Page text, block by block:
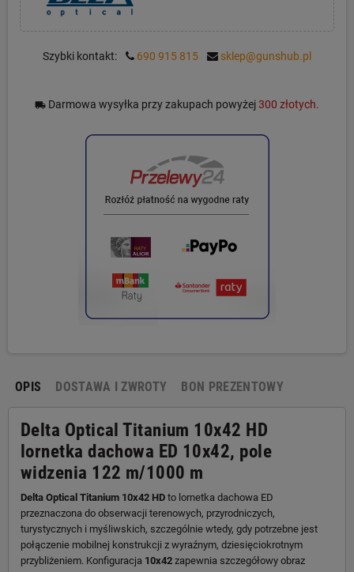
Szybki kontakt: 690 915 815 sklep@gunshub.pl
local_shipping Darmowa wysyłka przy zakupach powyżej300 złotych.
OPIS DOSTAWA I ZWROTY BON PREZENTOWY
Delta Optical Titanium 10x42 HD
lornetka dachowa ED 10x42, pole
widzenia 122 m/1000 m
Delta Optical Titanium 10x42 HD to lornetka dachowa ED
przeznaczona do obserwacji terenowych, przyrodniczych,
turystycznych i myśliwskich, szczególnie wtedy, gdy potrzebne jest
połączenie mobilnej konstrukcji z wyraźnym, dziesięciokrotnym
przybliżeniem. Konfiguracja 10x42 zapewnia szczegółowy obraz